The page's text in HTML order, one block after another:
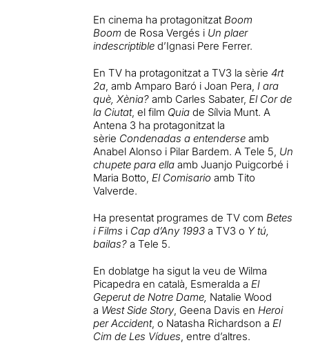
En cinema ha protagonitzatBoom
Boom de Rosa Vergés i Un plaer
indescriptible d’Ignasi Pere Ferrer.
En TV ha protagonitzat a TV3 la sèrie4rt
2a, amb Amparo Baró i Joan Pera,I ara
què, Xènia? amb Carles Sabater,El Cor de
la Ciutat, el film Quia de Sílvia Munt. A
Antena 3 ha protagonitzat la
sèrie Condenadas a entenderse amb
Anabel Alonso i Pilar Bardem. A Tele 5, Un
chupete para ella amb Juanjo Puigcorbé i
Maria Botto,El Comisario amb Tito
Valverde.
Ha presentat programes de TV comBetes
i Films i Cap d’Any 1993 a TV3 o Y tú,
bailas? a Tele 5.
En doblatge ha sigut la veu de Wilma
Picapedra en català, Esmeralda aEl
Geperut de Notre Dame, Natalie Wood
a West Side Story, Geena Davis enHeroi
per Accident, o Natasha Richardson aEl
Cim de Les Vídues, entre d’altres.